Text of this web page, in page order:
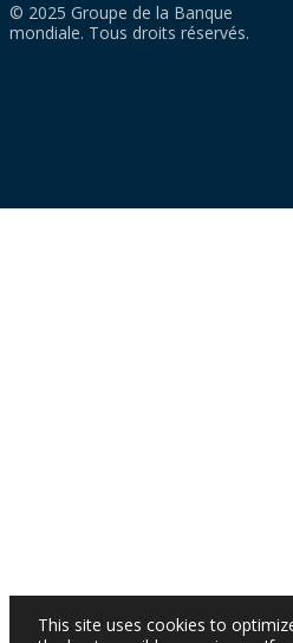
© 2025 Groupe de la Banque
mondiale. Tous droits réservés.
This site uses cookies to